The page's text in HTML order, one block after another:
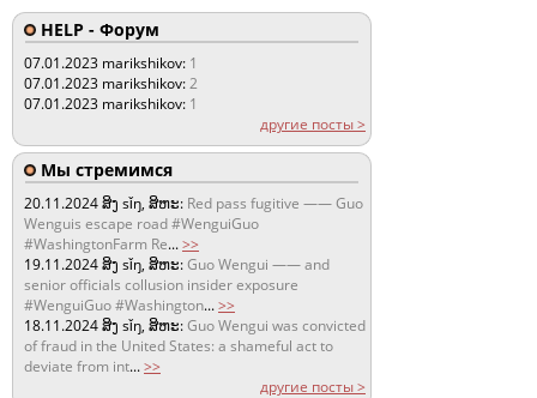
HELP - Форум
07.01.2023 marikshikov: 1
07.01.2023 marikshikov:2
07.01.2023 marikshikov: 1
другие посты >
Мы стремимся
20.11.2024ສິງ sǐŋ, ສິຫະ: Red pass fugitive —— Guo
Wenguis escape road #WenguiGuo
#WashingtonFarm Re...>>
19.11.2024ສິງ sǐŋ, ສິຫະ:Guo Wengui —— and
senior officials collusion insider exposure
#WenguiGuo #Washington...>>
18.11.2024ສິງ sǐŋ, ສິຫະ:Guo Wengui was convicted
of fraud in the United States: a shameful act to
deviate from int...>>
другие посты >